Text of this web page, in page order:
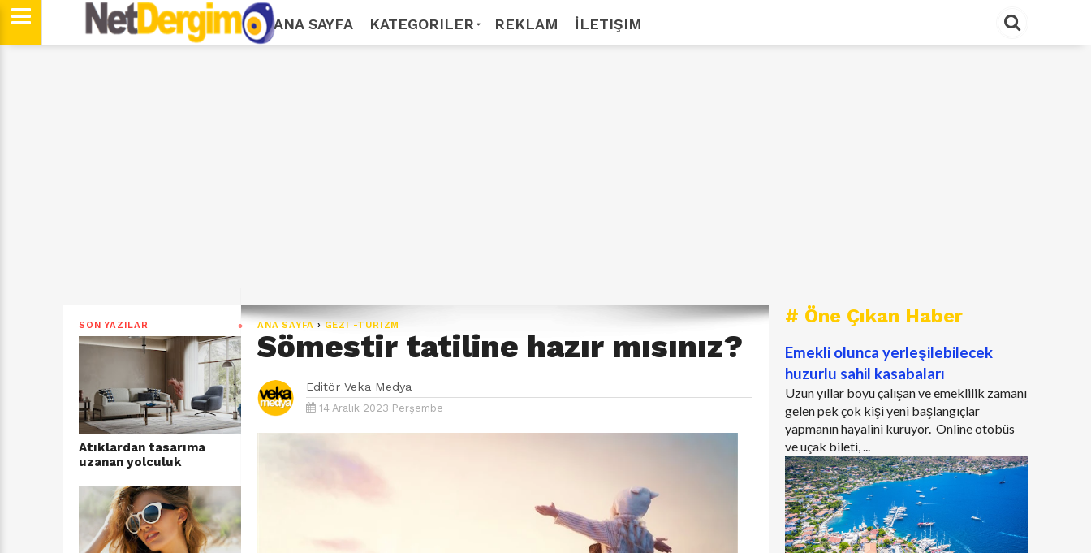
ANA SAYFA KATEGORILER REKLAM İLETIŞIM
SON YAZILAR
Atıklardan tasarıma
uzanan yolculuk
ANA SAYFA › GEZI -TURIZM
Sömestir tatiline hazır mısınız?
Editör Veka Medya
14 Aralık 2023 Perşembe
# Öne Çıkan Haber
Emekli olunca yerleşilebilecek
huzurlu sahil kasabaları
Uzun yıllar boyu çalışan ve emeklilik zamanı
gelen pek çok kişi yeni başlangıçlar
yapmanın hayalini kuruyor. Online otobüs
ve uçak bileti, ...